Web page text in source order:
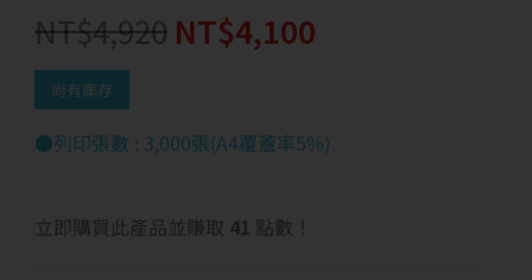
NT$4,920 NT$4,100
尚有庫存
●列印張數 : 3,000張(A4覆蓋率5%)
立即購買此產品並賺取 41 點數！